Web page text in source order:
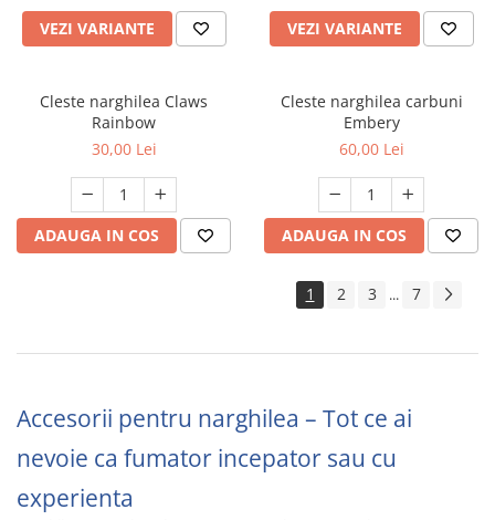
VEZI VARIANTE VEZI VARIANTE
Cleste narghilea Claws
Rainbow
30,00 Lei
ADAUGA IN COS
Cleste narghilea carbuni
Embery
60,00 Lei
ADAUGA IN COS
1 2 3 ... 7
Accesorii pentru narghilea – Tot ce ai
nevoie ca fumator incepator sau cu
experienta